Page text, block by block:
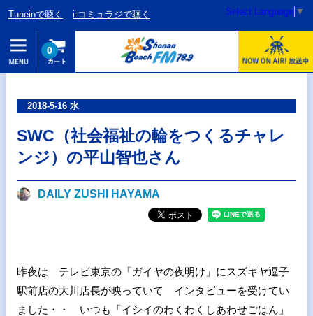
Tuneinで聴く i-コミュラジで聴く Select Language ▼
0
2018-5-16 水
SWC（社会福祉の輪をつくるチャレ
ンジ）の平山智也さん
DAILY ZUSHI HAYAMA
昨夜は テレビ東京の「ガイヤの夜明け」にスズキヤ逗子
駅前店の大川店長が映っていて インタビューを受けてい
ました・・ いつも「イシイのわくわくしあわせごはん」